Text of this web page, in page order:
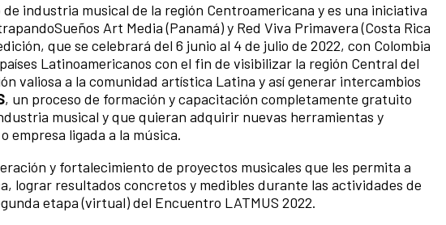
industria musical de la región Centroamericana y es una iniciativa
Art Media (Panamá) y Red Viva Primavera (Costa Rica
que se celebrará del 6 junio al 4 de julio de 2022, con Colombia
Latinoamericanos con el fin de visibilizar la región Central del
valiosa a la comunidad artística Latina y así generar intercambios
, un proceso de formación y capacitación completamente gratuito
musical y que quieran adquirir nuevas herramientas y
empresa ligada a la música.
y fortalecimiento de proyectos musicales que les permita a
lograr resultados concretos y medibles durante las actividades de
etapa (virtual) del Encuentro LATMUS 2022.